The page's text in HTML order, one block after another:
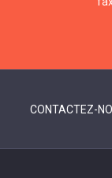
CONTACTEZ-